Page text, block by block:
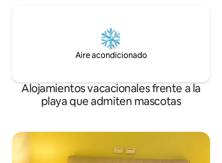
Aire acondicionado
Alojamientos vacacionales frente a la
playa que admiten mascotas